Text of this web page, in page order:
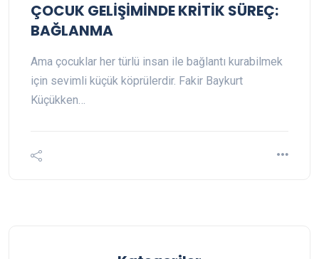
ÇOCUK GELİŞİMİNDE KRİTİK SÜREÇ:
BAĞLANMA
Ama çocuklar her türlü insan ile bağlantı kurabilmek
için sevimli küçük köprülerdir. Fakir Baykurt
Küçükken…